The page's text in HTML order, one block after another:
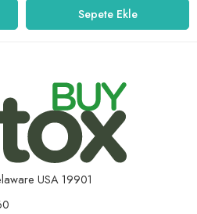
Sepete Ekle
USA 19901